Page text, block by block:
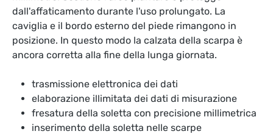
dall'affaticamento durante l'uso prolungato. La
caviglia e il bordo esterno del piede rimangono in
posizione. In questo modo la calzata della scarpa è
ancora corretta alla fine della lunga giornata.
trasmissione elettronica dei dati
elaborazione illimitata dei dati di misurazione
fresatura della soletta con precisione millimetrica
inserimento della soletta nelle scarpe